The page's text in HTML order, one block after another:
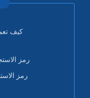
كيف
رمز
رمز